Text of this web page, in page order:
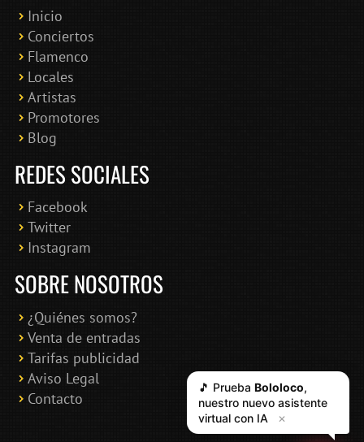
Inicio
Conciertos
Flamenco
Locales
Artistas
Promotores
Blog
REDES SOCIALES
Facebook
Twitter
Instagram
SOBRE NOSOTROS
¿Quiénes somos?
Venta de entradas
Tarifas publicidad
Aviso Legal
Contacto
🎵 Prueba Bololoco,
nuestro nuevo asistente
virtual con IA
✕